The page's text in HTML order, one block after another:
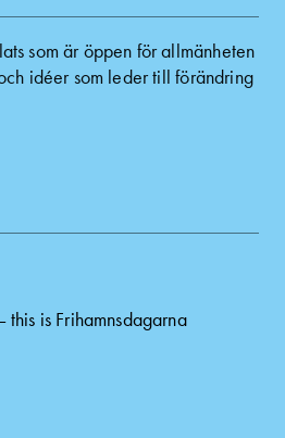
som är öppen för allmänheten
idéer som leder till förändring
is Frihamnsdagarna